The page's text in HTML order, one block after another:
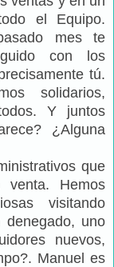
el Equipo.
mes te
con los
tú.
solidarios,
Y juntos
¿Alguna
que
venta. Hemos
visitando
denegado, uno
nuevos,
Manuel es